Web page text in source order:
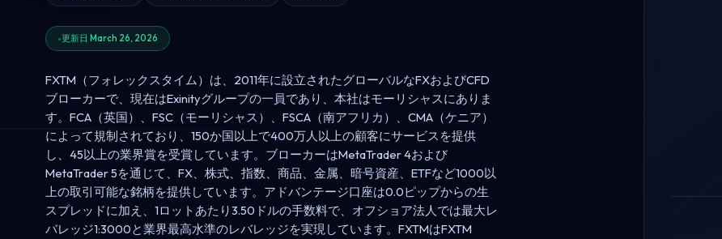
更新日 March 26, 2026
FXTM（フォレックスタイム）は、2011年に設立されたグローバルなFXおよびCFD
ブローカーで、現在はExinityグループの一員であり、本社はモーリシャスにありま
す。FCA（英国）、FSC（モーリシャス）、FSCA（南アフリカ）、CMA（ケニア）
によって規制されており、150か国以上で400万人以上の顧客にサービスを提供
し、45以上の業界賞を受賞しています。ブローカーはMetaTrader 4および
MetaTrader 5を通じて、FX、株式、指数、商品、金属、暗号資産、ETFなど1000以
上の取引可能な銘柄を提供しています。アドバンテージ口座は0.0ピップからの生
スプレッドに加え、1ロットあたり3.50ドルの手数料で、オフショア法人では最大レ
バレッジ1:3000と業界最高水準のレバレッジを実現しています。FXTMはFXTM